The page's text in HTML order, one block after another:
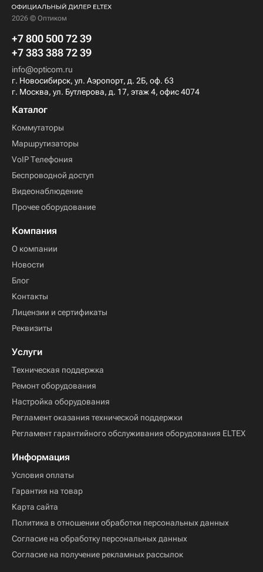
2026 © Оптиком
+7 800 500 72 39
+7 383 388 72 39
info@opticom.ru
г. Новосибирск, ул. Аэропорт, д. 2Б, оф. 63
г. Москва, ул. Бутлерова, д. 17, этаж 4, офис 4074
Каталог
Коммутаторы
Маршрутизаторы
VoIP Телефония
Беспроводной доступ
Видеонаблюдение
Прочее оборудование
Компания
О компании
Новости
Блог
Контакты
Лицензии и сертификаты
Реквизиты
Услуги
Техническая поддержка
Ремонт оборудования
Настройка оборудования
Регламент оказания технической поддержки
Регламент гарантийного обслуживания оборудования ELTEX
Информация
Условия оплаты
Гарантия на товар
Карта сайта
Политика в отношении обработки персональных данных
Согласие на обработку персональных данных
Согласие на получение рекламных рассылок